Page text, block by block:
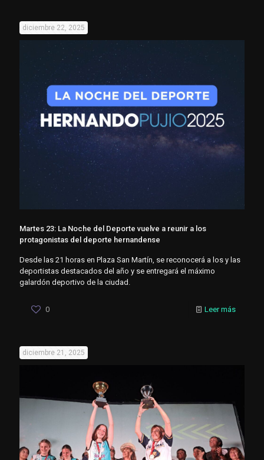
diciembre 22, 2025
Martes 23: La Noche del Deporte vuelve a reunir a los
protagonistas del deporte hernandense
Desde las 21 horas en Plaza San Martín, se reconocerá a los y las
deportistas destacados del año y se entregará el máximo
galardón deportivo de la ciudad.
0 Leer más
diciembre 21, 2025